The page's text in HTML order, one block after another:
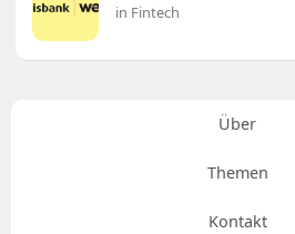
in Fintech
Über
Themen
Kontakt